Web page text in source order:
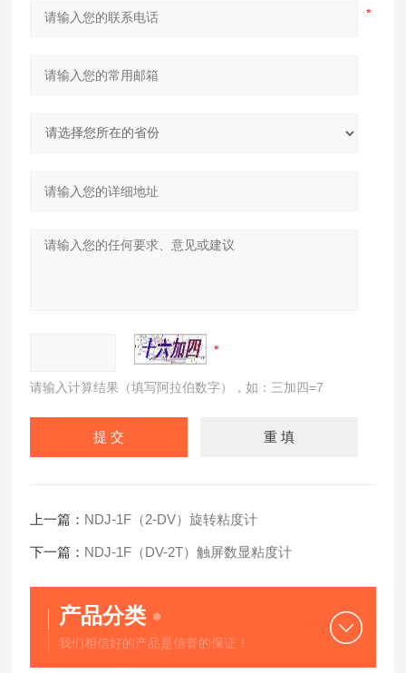
请输入计算结果（填写阿拉伯数字），如：三加四=7
上一篇： NDJ-1F（2-DV）旋转粘度计
下一篇： NDJ-1F（DV-2T）触屏数显粘度计
产品分类
我们相信好的产品是信誉的保证！